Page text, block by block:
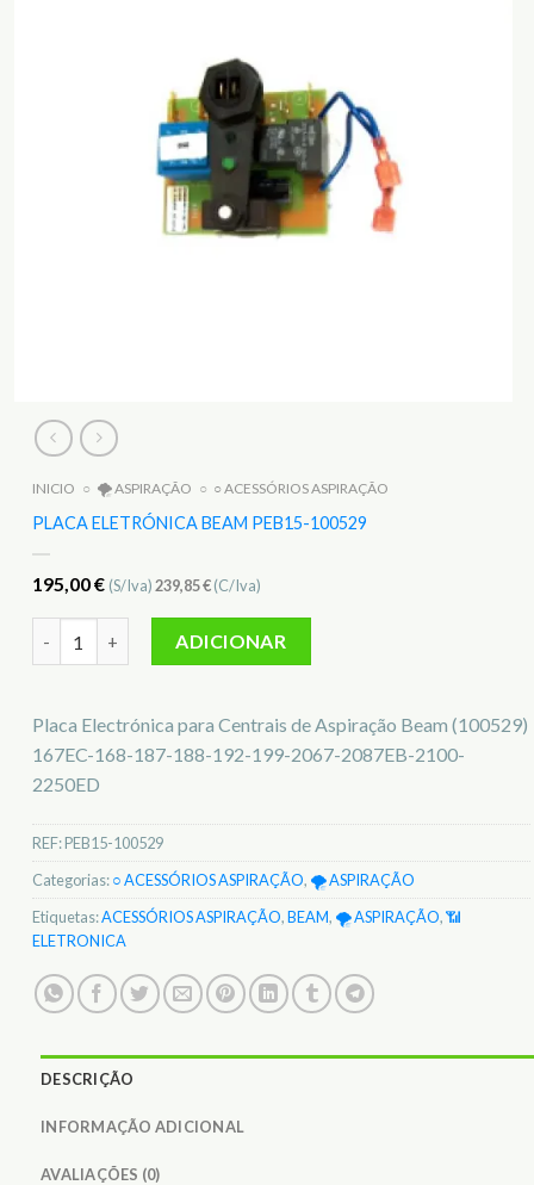
INICIO ○ 🌪️ ASPIRAÇÃO ○ ○ ACESSÓRIOS ASPIRAÇÃO
PLACA ELETRÓNICA BEAM PEB15-100529
195,00€ (S/Iva)239,85€(C/Iva)
ADICIONAR
Placa Electrónica para Centrais de Aspiração Beam (100529)
167EC-168-187-188-192-199-2067-2087EB-2100-
2250ED
REF:PEB15-100529
Categorias:○ ACESSÓRIOS ASPIRAÇÃO, 🌪️ ASPIRAÇÃO
Etiquetas:ACESSÓRIOS ASPIRAÇÃO,BEAM, 🌪️ ASPIRAÇÃO,📶
ELETRONICA
DESCRIÇÃO
INFORMAÇÃO ADICIONAL
AVALIAÇÕES (0)